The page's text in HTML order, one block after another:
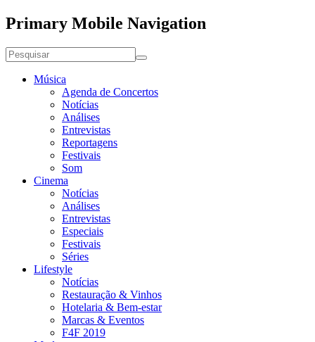
Primary Mobile Navigation
Música
Agenda de Concertos
Notícias
Análises
Entrevistas
Reportagens
Festivais
Som
Cinema
Notícias
Análises
Entrevistas
Especiais
Festivais
Séries
Lifestyle
Notícias
Restauração & Vinhos
Hotelaria & Bem-estar
Marcas & Eventos
F4F 2019